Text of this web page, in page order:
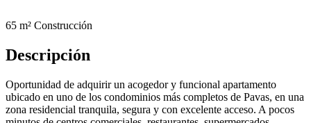
65 m² Construcción
Descripción
Oportunidad de adquirir un acogedor y funcional apartamento
ubicado en uno de los condominios más completos de Pavas, en una
zona residencial tranquila, segura y con excelente acceso. A pocos